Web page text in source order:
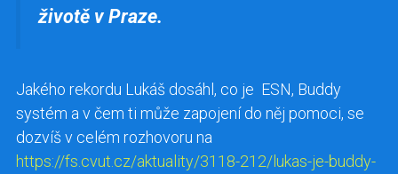
životě v Praze.
Jakého rekordu Lukáš dosáhl, co je ESN, Buddy
systém a v čem ti může zapojení do něj pomoci, se
dozvíš v celém rozhovoru na
https://fs.cvut.cz/aktuality/3118-212/lukas-je-buddy-